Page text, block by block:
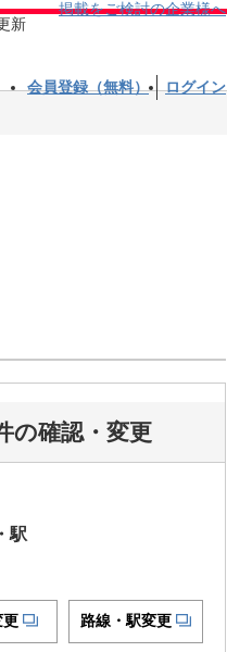
新
掲載をご検討の企業様へ
会員登録（無料） ログイン
の確認・変更
駅
更 路線・駅変更